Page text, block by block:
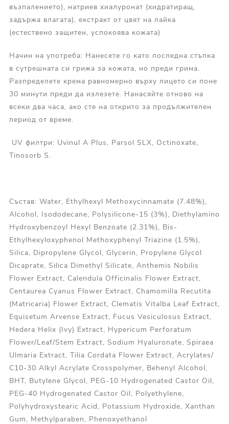
възпалението), натриев хиалуронат (хидратиращ,
задържа влагата), екстракт от цвят на лайка
(естествено защитен, успокоява кожата)
Начин на употреба: Нанесете го като последна стъпка
в сутрешната си грижа за кожата, но преди грима.
Разпределете крема равномерно върху лицето си поне
30 минути преди да излезете. Нанасяйте отново на
всеки два часа, ако сте на открито за продължителен
период от време.
UV филтри: Uvinul A Plus, Parsol SLX, Octinoxate,
Tinosorb S.
Състав: Water, Ethylhexyl Methoxycinnamate (7.48%),
Alcohol, Isododecane, Polysilicone-15 (3%), Diethylamino
Hydroxybenzoyl Hexyl Benzoate (2.31%), Bis-
Ethylhexyloxyphenol Methoxyphenyl Triazine (1.5%),
Silica, Dipropylene Glycol, Glycerin, Propylene Glycol
Dicaprate, Silica Dimethyl Silicate, Anthemis Nobilis
Flower Extract, Calendula Officinalis Flower Extract,
Centaurea Cyanus Flower Extract, Chamomilla Recutita
(Matricaria) Flower Extract, Clematis Vitalba Leaf Extract,
Equisetum Arvense Extract, Fucus Vesiculosus Extract,
Hedera Helix (Ivy) Extract, Hypericum Perforatum
Flower/​Leaf/​Stem Extract, Sodium Hyaluronate, Spiraea
Ulmaria Extract, Tilia Cordata Flower Extract, Acrylates/​
C10-30 Alkyl Acrylate Crosspolymer, Behenyl Alcohol,
BHT, Butylene Glycol, PEG-10 Hydrogenated Castor Oil,
PEG-40 Hydrogenated Castor Oil, Polyethylene,
Polyhydroxystearic Acid, Potassium Hydroxide, Xanthan
Gum, Methylparaben, Phenoxyethanol